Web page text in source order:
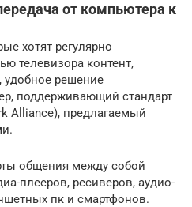
от компьютера к
хотят регулярно
телевизора контент,
решение
поддерживающий стандарт
Alliance), предлагаемый
общения между собой
плееров, ресиверов, аудио-
пк и смартфонов.